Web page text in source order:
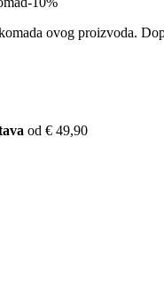
ovog proizvoda.
od € 49,90